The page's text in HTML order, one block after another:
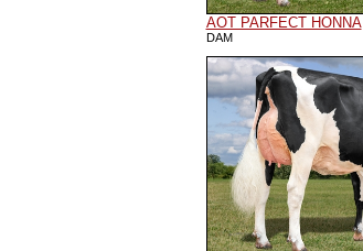
AOT PARFECT HONNA
DAM